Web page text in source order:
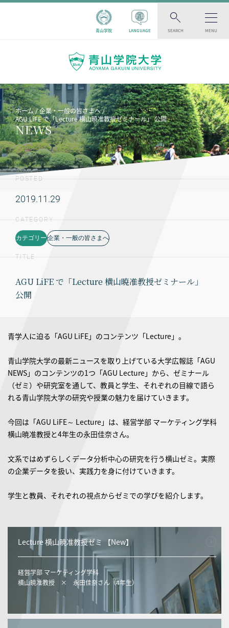
青山学院 LANGUAGE SEARCH MENU
ホーム
企業・一般の皆さまへ
AGU LiFE で「Lecture 横山暁准教授ゼミナール」 公開
NEWS
POSTED
2019.11.29
CATEGORY
カテゴリー 企業・一般の皆さまへ
TITLE
AGU LiFE で「Lecture 横山暁准教授ゼミナール」
公開
青学人に迫る「AGU LiFE」のコンテンツ「Lecture」。
青山学院大学の最新ニュースを取り上げている大学広報誌「AGU
NEWS」のコンテンツの1つ「AGU Lecture」から、ゼミナール
（ゼミ）や研究室を通して、教員と学生、それぞれの目線で語ら
れる青山学院大学の研究や授業の魅力を届けていきます。
今回は「AGU LiFE～ Lecture」は、経営学部 マーケティング学科
横山暁准教授と4年生の永田佳奈さん。
文系ではめずらしくデータ分析中心の研究を行う横山ゼミ。実際
の企業データを扱い、実践力を身に付けていきます。
学生と教員、それぞれの視点からゼミでの学びを紹介します。
Lecture 横山暁准教授ゼミ 【New】
経営学部 マーケティング学科
横山暁准教授 × 永田佳奈さん（4年生）